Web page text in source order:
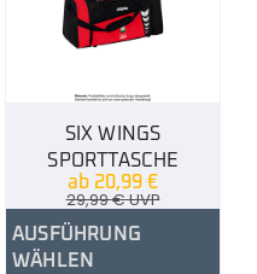
SIX WINGS
SPORTTASCHE
ab 20,99 €
29,99€UVP
AUSFÜHRUNG
WÄHLEN